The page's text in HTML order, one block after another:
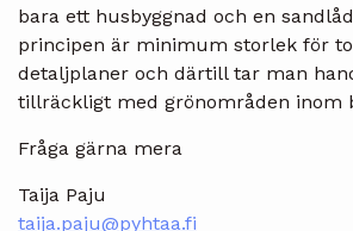
bara ett husbyggnad och en
principen är minimum storlek för
detaljplaner och därtill tar man
tillräckligt med grönområden inom
Fråga gärna mera
Taija Paju
taija.paju@pyhtaa.fi